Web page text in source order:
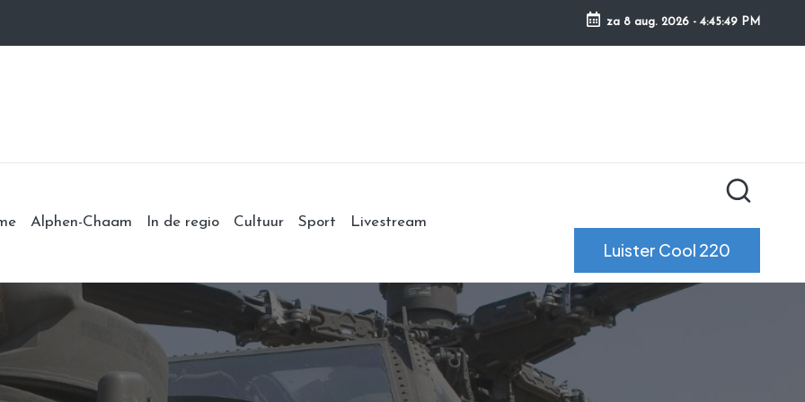
za 8 aug. 2026- 4:45:50 PM
Alphen-Chaam In de regio Cultuur Sport Livestream
Luister Cool 220